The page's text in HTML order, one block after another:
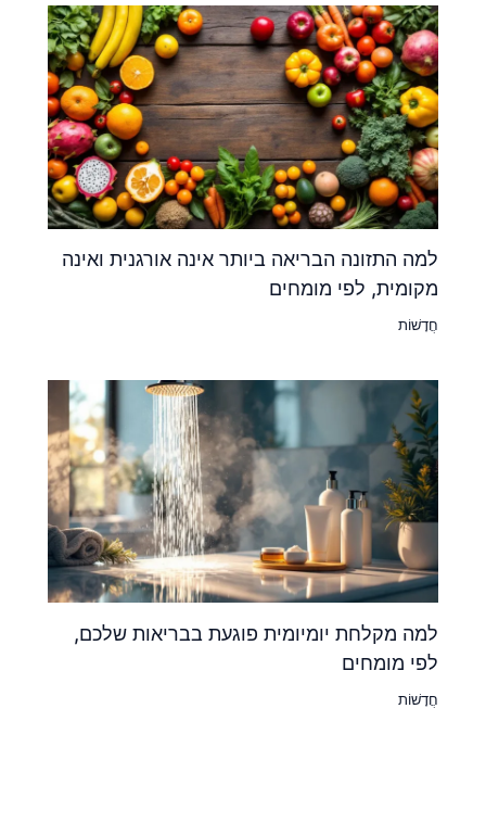
למה התזונה הבריאה ביותר אינה אורגנית ואינה
מקומית, לפי מומחים
חֲדָשׁוֹת
למה מקלחת יומיומית פוגעת בבריאות שלכם,
לפי מומחים
חֲדָשׁוֹת